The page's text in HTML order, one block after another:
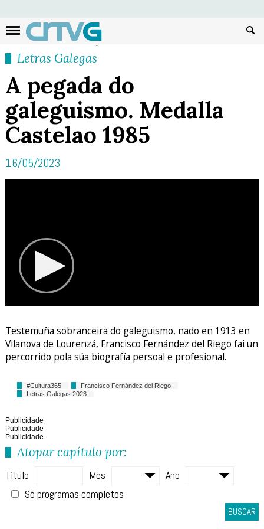
Letras Galegas
A pegada do
galeguismo. Medalla
Castelao 1985
16/05/2023
Testemuña sobranceira do galeguismo, nado en 1913 en
Vilanova de Lourenzá, Francisco Fernández del Riego fai un
percorrido pola súa biografía persoal e profesional.
#Cultura365
Francisco Fernández del Riego
Letras Galegas 2023
Publicidade
Publicidade
Publicidade
Atopar capítulo por:
Título Mes
Ano
Só programas completos
BUSCAR